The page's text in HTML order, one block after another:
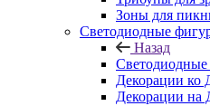
Зоны для
Светодиодные
Назад
Декорации
Декорации на